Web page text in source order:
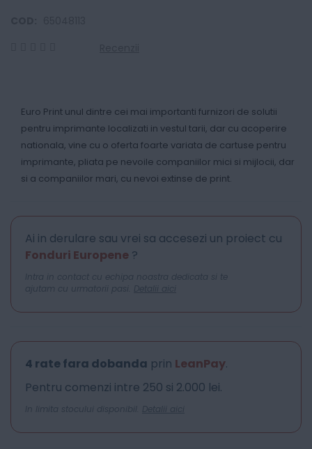
Euro Print unul dintre cei mai importanti furnizori de solutii
pentru imprimante localizati in vestul tarii, dar cu acoperire
nationala, vine cu o oferta foarte variata de cartuse pentru
imprimante, pliata pe nevoile companiilor mici si mijlocii, dar
si a companiilor mari, cu nevoi extinse de print.
Ai in derulare sau vrei sa accesezi un proiect cu
Fonduri Europene ?
Intra in contact cu echipa noastra dedicata si te
ajutam cu urmatorii pasi. Detalii aici
4 rate fara dobanda prin LeanPay.
Pentru comenzi intre 250 si 2.000 lei.
In limita stocului disponibil. Detalii aici